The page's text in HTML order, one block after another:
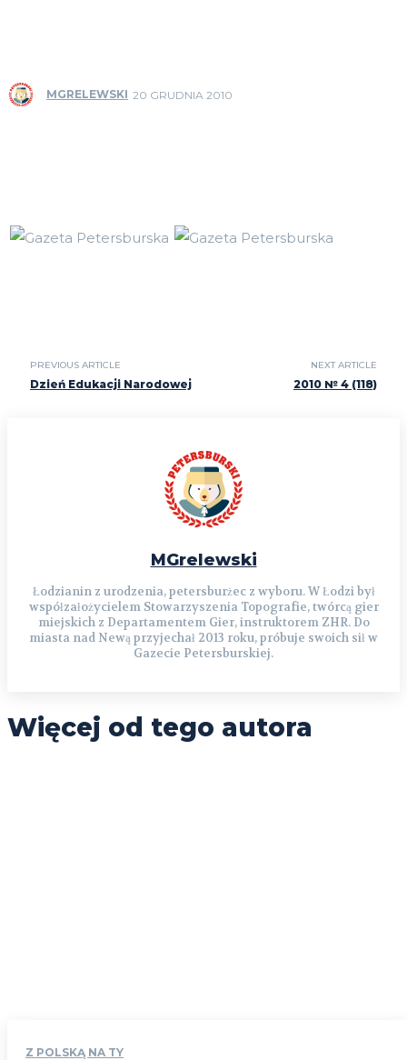
MGRELEWSKI 20 GRUDNIA 2010
PREVIOUS ARTICLE
Dzień Edukacji Narodowej
NEXT ARTICLE
2010 № 4 (118)
MGrelewski
Łodzianin z urodzenia, petersburżec z wyboru. W Łodzi był
współzałożycielem Stowarzyszenia Topografie, twórcą gier
miejskich z Departamentem Gier, instruktorem ZHR. Do
miasta nad Newą przyjechał 2013 roku, próbuje swoich sił w
Gazecie Petersburskiej.
Więcej od tego autora
Z POLSKĄ NA TY